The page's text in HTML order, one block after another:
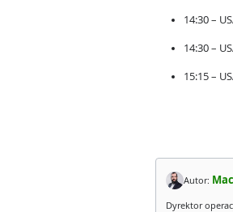
14:30 –
14:30 –
15:15 –
Autor:
Dyrektor